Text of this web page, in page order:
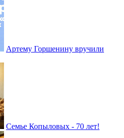
Артему Горшенину вручили
Семье Копыловых - 70 лет!